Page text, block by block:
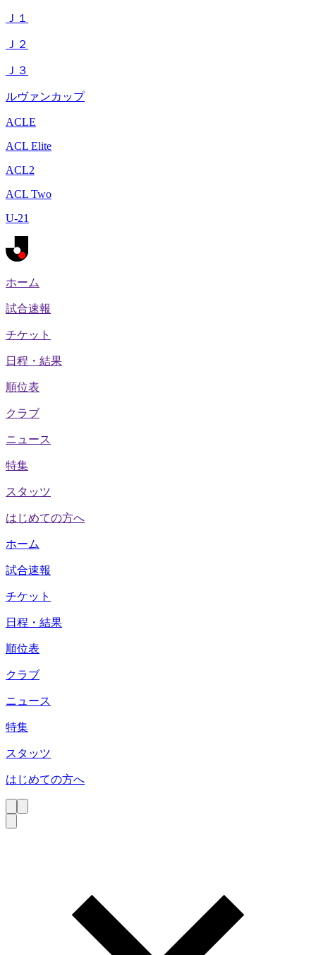
Ｊ１
Ｊ２
Ｊ３
ルヴァンカップ
ACLE
ACL Elite
ACL2
ACL Two
U-21
ホーム
試合速報
チケット
日程・結果
順位表
クラブ
ニュース
特集
スタッツ
はじめての方へ
ホーム
試合速報
チケット
日程・結果
順位表
クラブ
ニュース
特集
スタッツ
はじめての方へ